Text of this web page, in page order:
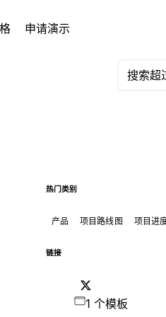
申请演示
热门类别
产品 项目路线图 项目进
链接
1 个模板